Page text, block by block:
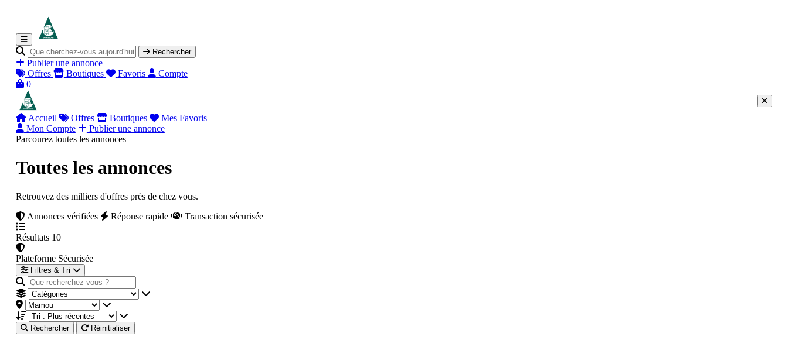
Rechercher
Publier une annonce
Offres
Boutiques Favoris
Compte
0
Accueil Offres Boutiques
Mes Favoris
Mon Compte
Publier une annonce
Parcourez toutes les annonces
Toutes les annonces
Retrouvez des milliers d'offres près de chez vous.
Annonces vérifiées
Réponse rapide Transaction sécurisée
Résultats 10
Plateforme Sécurisée
Filtres & Tri
Rechercher Réinitialiser